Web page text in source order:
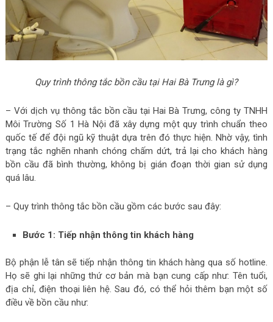
Quy trình thông tắc bồn cầu tại Hai Bà Trưng là gì?
– Với dịch vụ thông tắc bồn cầu tại Hai Bà Trưng, công ty TNHH
Môi Trường Số 1 Hà Nội đã xây dựng một quy trình chuẩn theo
quốc tế để đội ngũ kỹ thuật dựa trên đó thực hiện. Nhờ vậy, tình
trạng tắc nghẽn nhanh chóng chấm dứt, trả lại cho khách hàng
bồn cầu đã bình thường, không bị gián đoạn thời gian sử dụng
quá lâu.
– Quy trình thông tắc bồn cầu gồm các bước sau đây:
Bước 1: Tiếp nhận thông tin khách hàng
Bộ phận lễ tân sẽ tiếp nhận thông tin khách hàng qua số hotline.
Họ sẽ ghi lại những thứ cơ bản mà bạn cung cấp như: Tên tuổi,
địa chỉ, điện thoại liên hệ. Sau đó, có thể hỏi thêm bạn một số
điều về bồn cầu như: